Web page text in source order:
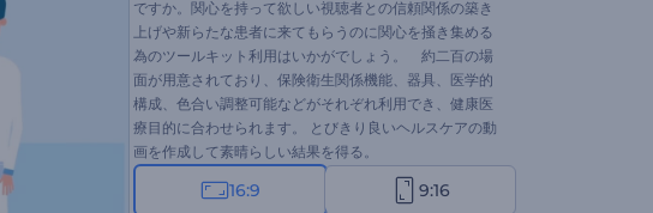
ですか。関心を持って欲しい視聴者との信頼関係の築き
上げや新らたな患者に来てもらうのに関心を掻き集める
為のツールキット利用はいかがでしょう。 約二百の場
面が用意されており、保険衛生関係機能、器具、医学的
構成、色合い調整可能などがそれぞれ利用でき、健康医
療目的に合わせられます。 とびきり良いヘルスケアの動
画を作成して素晴らしい結果を得る。
16:9 9:16